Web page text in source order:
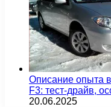
Описание опыта
F3: тест-драйв,
20.06.2025